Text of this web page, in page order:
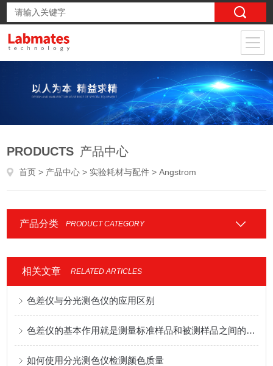
PRODUCTS 产品中心
首页 > 产品中心 > 实验耗材与配件 > Angstrom
产品分类 PRODUCT CATEGORY
相关文章 RELATED ARTICLES
色差仪与分光测色仪的应用区别
色差仪的基本作用就是测量标准样品和被测样品之间的色差
如何使用分光测色仪检测颜色质量